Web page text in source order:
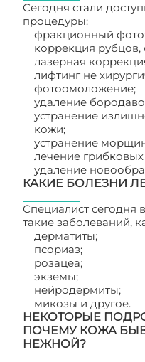
Сегодня стали
процедуры:
фракционный
коррекция
лазерная
лифтинг не
фотоомоложение;
удаление
устранение
кожи;
устранение
лечение
удаление
КАКИЕ БОЛЕЗНИ
Специалист сегодня
такие заболеваний,
дерматиты;
псориаз;
розацеа;
экземы;
нейродермиты;
микозы и другое.
НЕКОТОРЫЕ
ПОЧЕМУ КОЖА
НЕЖНОЙ?